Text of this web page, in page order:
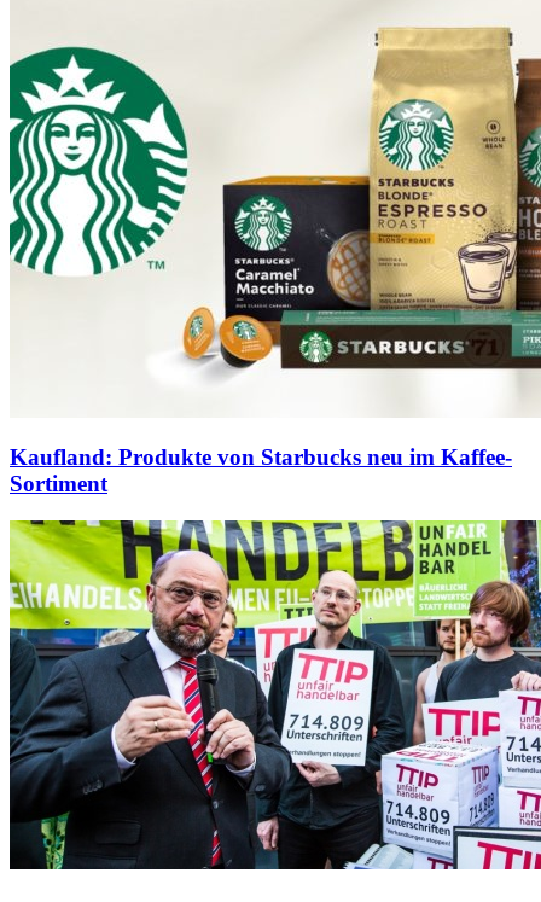
Kaufland: Produkte von Starbucks neu im Kaffee-
Sortiment